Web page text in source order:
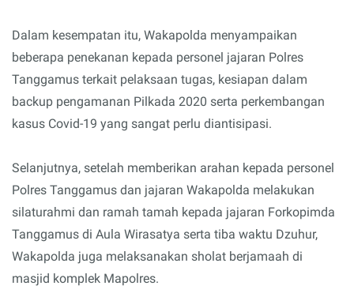
Dalam kesempatan itu, Wakapolda menyampaikan
beberapa penekanan kepada personel jajaran Polres
Tanggamus terkait pelaksaan tugas, kesiapan dalam
backup pengamanan Pilkada 2020 serta perkembangan
kasus Covid-19 yang sangat perlu diantisipasi.
Selanjutnya, setelah memberikan arahan kepada personel
Polres Tanggamus dan jajaran Wakapolda melakukan
silaturahmi dan ramah tamah kepada jajaran Forkopimda
Tanggamus di Aula Wirasatya serta tiba waktu Dzuhur,
Wakapolda juga melaksanakan sholat berjamaah di
masjid komplek Mapolres.